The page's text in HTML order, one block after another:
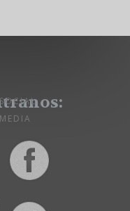
MEDIA